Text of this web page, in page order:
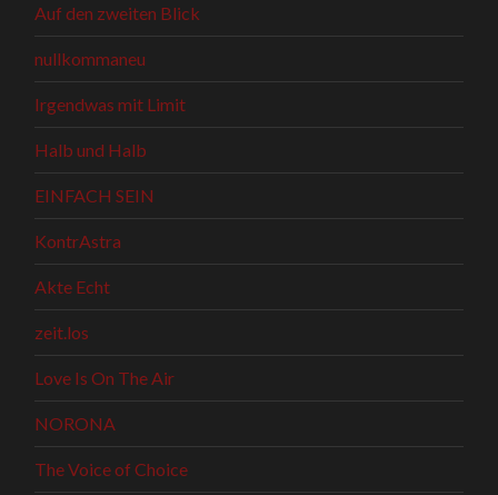
Auf den zweiten Blick
nullkommaneu
Irgendwas mit Limit
Halb und Halb
EINFACH SEIN
KontrAstra
Akte Echt
zeit.los
Love Is On The Air
NORONA
The Voice of Choice